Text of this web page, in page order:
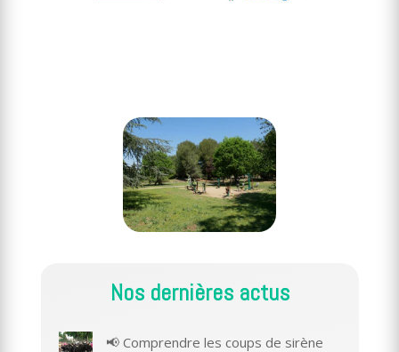
Nos dernières actus
📢 Comprendre les coups de sirène